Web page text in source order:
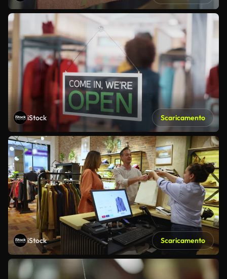
iStock Scaricamento
iStock Scaricamento